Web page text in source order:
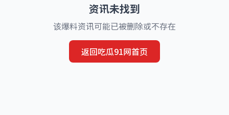
资讯未找到
该爆料资讯可能已被删除或不存在
返回吃瓜91网首页